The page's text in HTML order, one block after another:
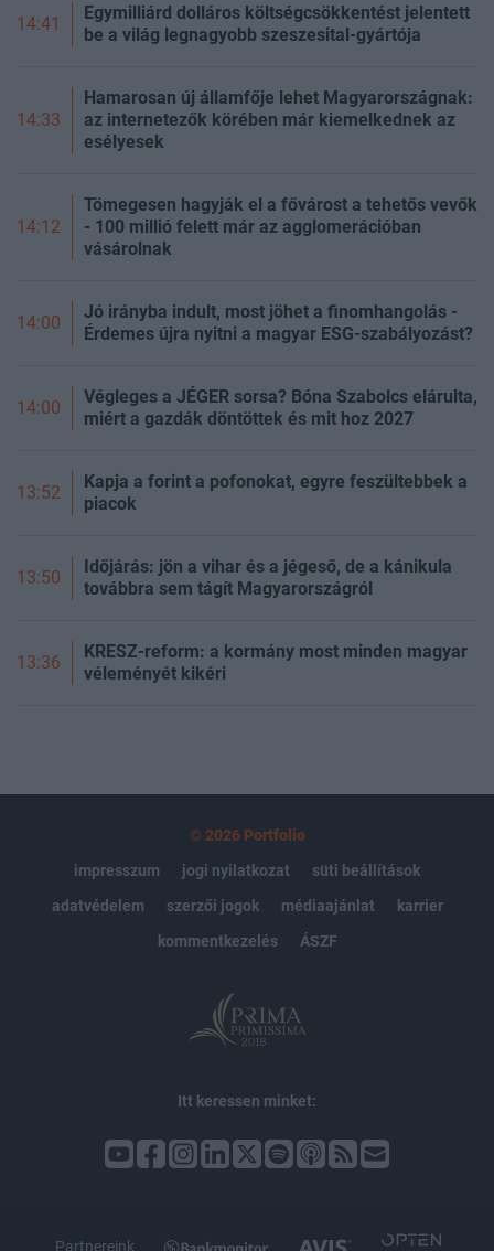
14:41
Egymilliárd dolláros költségcsökkentést jelentett
be a világ legnagyobb szeszesital-gyártója
14:33
Hamarosan új államfője lehet Magyarországnak:
az internetezők körében már kiemelkednek az
esélyesek
14:12
Tömegesen hagyják el a fővárost a tehetős vevők
- 100 millió felett már az agglomerációban
vásárolnak
14:00
Jó irányba indult, most jöhet a finomhangolás -
Érdemes újra nyitni a magyar ESG-szabályozást?
14:00
Végleges a JÉGER sorsa? Bóna Szabolcs elárulta,
miért a gazdák döntöttek és mit hoz 2027
13:52
Kapja a forint a pofonokat, egyre feszültebbek a
piacok
13:50
Időjárás: jön a vihar és a jégeső, de a kánikula
továbbra sem tágít Magyarországról
13:36
KRESZ-reform: a kormány most minden magyar
véleményét kikéri
© 2026 Portfolio
impresszum
jogi nyilatkozat
süti beállítások
adatvédelem
szerzői jogok médiaajánlat
karrier
kommentkezelés
ÁSZF
Itt keressen minket:
Partnereink